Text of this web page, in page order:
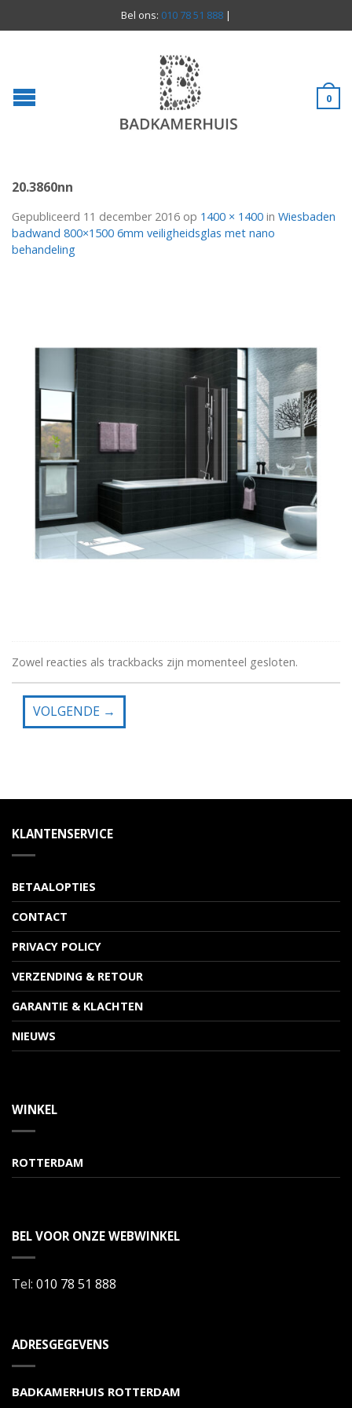
Bel ons: 010 78 51 888 |
0
20.3860nn
Gepubliceerd 11 december 2016 op 1400 × 1400 in Wiesbaden
badwand 800×1500 6mm veiligheidsglas met nano
behandeling
Zowel reacties als trackbacks zijn momenteel gesloten.
VOLGENDE →
KLANTENSERVICE
BETAALOPTIES
CONTACT
PRIVACY POLICY
VERZENDING & RETOUR
GARANTIE & KLACHTEN
NIEUWS
WINKEL
ROTTERDAM
BEL VOOR ONZE WEBWINKEL
Tel: 010 78 51 888
ADRESGEGEVENS
BADKAMERHUIS ROTTERDAM